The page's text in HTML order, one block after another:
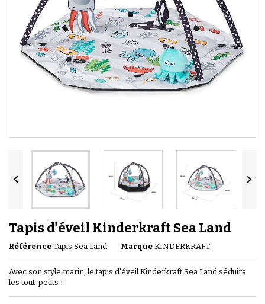
 
Tapis d'éveil Kinderkraft Sea Land
Référence Tapis Sea Land Marque KINDERKRAFT
Avec son style marin, le tapis d'éveil Kinderkraft Sea Land séduira
les tout-petits !